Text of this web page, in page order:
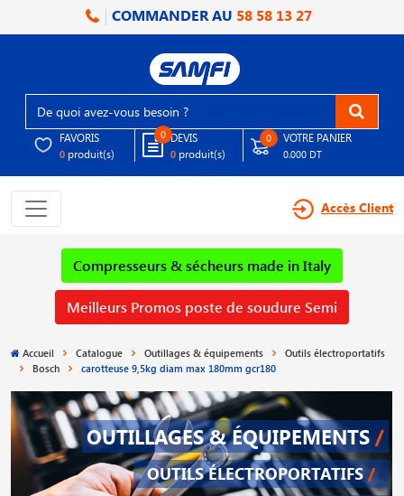
COMMANDER AU 58 58 13 27
FAVORIS
0 produit(s)
0 DEVIS
0 produit(s)
0 VOTRE PANIER
0.000 DT
Accès Client
Compresseurs & sécheurs made in Italy
Meilleurs Promos poste de soudure Semi
Accueil Catalogue Outillages & équipements
Outils électroportatifs
Bosch
carotteuse 9,5kg diam max 180mm gcr180
OUTILLAGES & ÉQUIPEMENTS /
OUTILS ÉLECTROPORTATIFS /